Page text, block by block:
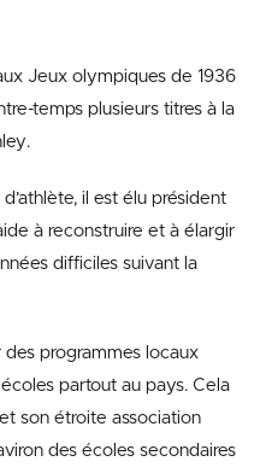
Jeux olympiques de 1936
temps plusieurs titres à la
il est élu président
à reconstruire et à élargir
difficiles suivant la
des programmes locaux
partout au pays. Cela
son étroite association
des écoles secondaires